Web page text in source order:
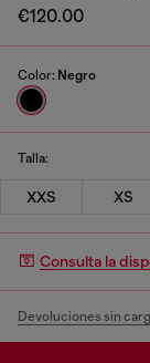
€120.00
Color: Negro
Talla:
XXS XS
Consulta la
Devoluciones sin